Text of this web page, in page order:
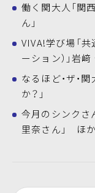
働く関大人「関
ん」
VIVA!学び場「
ーション）」岩
なるほど・ザ・
か？」
今月のシンクさ
里奈さん」 ほか